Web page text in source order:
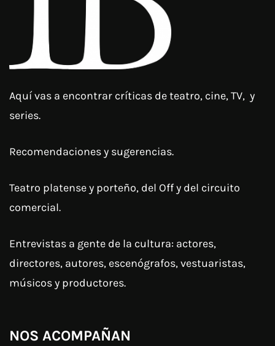
Aquí vas a encontrar críticas de teatro, cine, TV, y
series.
Recomendaciones y sugerencias.
Teatro platense y porteño, del Off y del circuito
comercial.
Entrevistas a gente de la cultura: actores,
directores, autores, escenógrafos, vestuaristas,
músicos y productores.
NOS ACOMPAÑAN